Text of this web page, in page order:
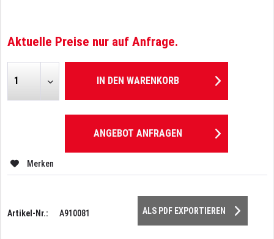
Aktuelle Preise nur auf Anfrage.
IN DEN WARENKORB
ANGEBOT ANFRAGEN
Merken
Artikel-Nr.: A910081 ALS PDF EXPORTIEREN